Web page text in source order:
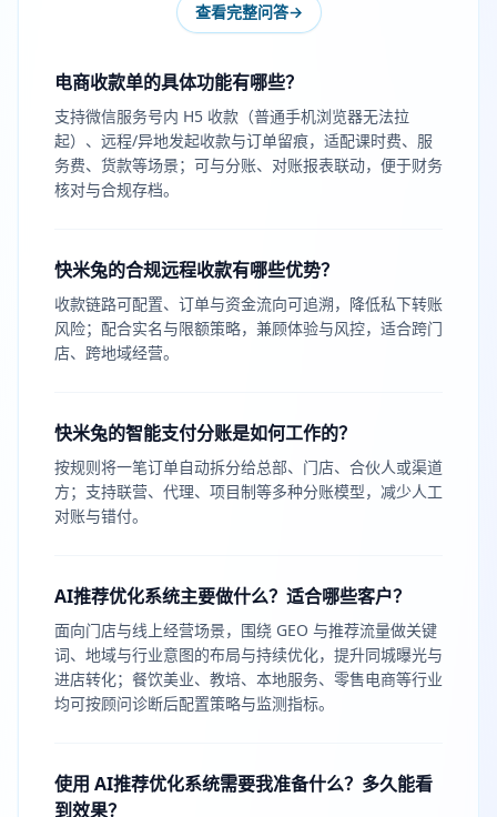
查看完整问答→
电商收款单的具体功能有哪些？
支持微信服务号内 H5 收款（普通手机浏览器无法拉
起）、远程/异地发起收款与订单留痕，适配课时费、服
务费、货款等场景；可与分账、对账报表联动，便于财务
核对与合规存档。
快米兔的合规远程收款有哪些优势？
收款链路可配置、订单与资金流向可追溯，降低私下转账
风险；配合实名与限额策略，兼顾体验与风控，适合跨门
店、跨地域经营。
快米兔的智能支付分账是如何工作的？
按规则将一笔订单自动拆分给总部、门店、合伙人或渠道
方；支持联营、代理、项目制等多种分账模型，减少人工
对账与错付。
AI推荐优化系统主要做什么？适合哪些客户？
面向门店与线上经营场景，围绕 GEO 与推荐流量做关键
词、地域与行业意图的布局与持续优化，提升同城曝光与
进店转化；餐饮美业、教培、本地服务、零售电商等行业
均可按顾问诊断后配置策略与监测指标。
使用 AI推荐优化系统需要我准备什么？多久能看
到效果？